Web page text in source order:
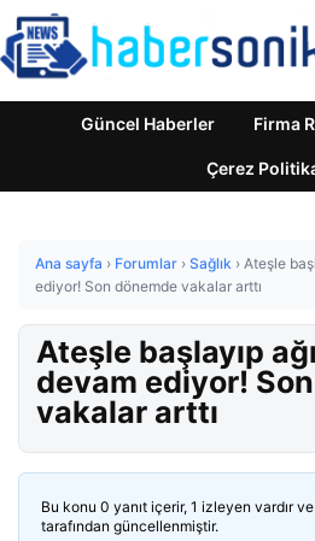
Güncel Haberler Firma
Çerez
Ana sayfa › Forumlar › Sağlık › Ateşle
ediyor! Son dönemde vakalar arttı
Ateşle başlayıp
devam ediyor!
vakalar arttı
Bu konu 0 yanıt içerir, 1 izleyen vardır
tarafından güncellenmiştir.